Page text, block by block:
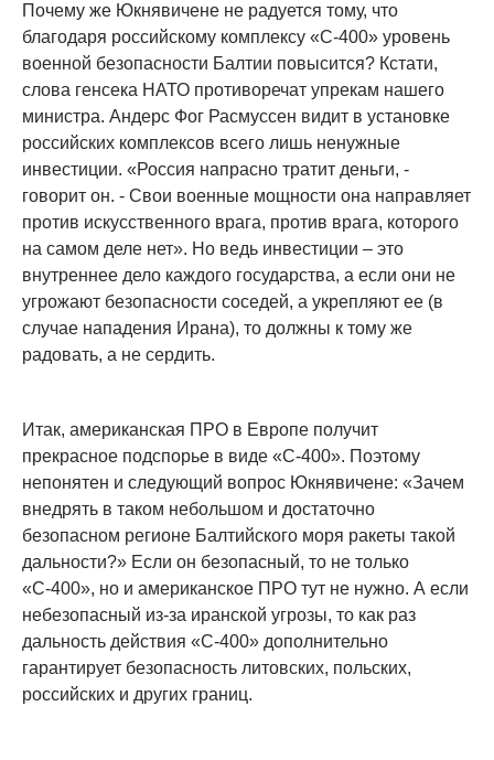
Почему же Юкнявичене не радуется тому, что
благодаря российскому комплексу «С-400» уровень
военной безопасности Балтии повысится? Кстати,
слова генсека НАТО противоречат упрекам нашего
министра. Андерс Фог Расмуссен видит в установке
российских комплексов всего лишь ненужные
инвестиции. «Россия напрасно тратит деньги, -
говорит он. - Свои военные мощности она направляет
против искусственного врага, против врага, которого
на самом деле нет». Но ведь инвестиции – это
внутреннее дело каждого государства, а если они не
угрожают безопасности соседей, а укрепляют ее (в
случае нападения Ирана), то должны к тому же
радовать, а не сердить.
Итак, американская ПРО в Европе получит
прекрасное подспорье в виде «С-400». Поэтому
непонятен и следующий вопрос Юкнявичене: «Зачем
внедрять в таком небольшом и достаточно
безопасном регионе Балтийского моря ракеты такой
дальности?» Если он безопасный, то не только
«С-400», но и американское ПРО тут не нужно. А если
небезопасный из-за иранской угрозы, то как раз
дальность действия «С-400» дополнительно
гарантирует безопасность литовских, польских,
российских и других границ.